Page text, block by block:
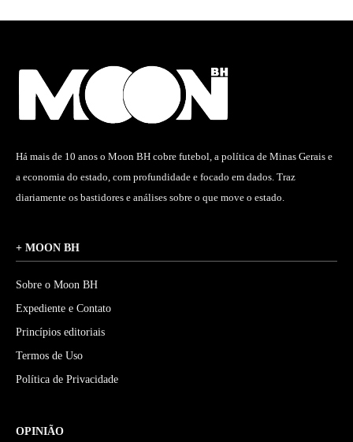
Há mais de 10 anos o Moon BH cobre futebol, a política de Minas Gerais e
a economia do estado, com profundidade e focado em dados. Traz
diariamente os bastidores e análises sobre o que move o estado.
+ MOON BH
Sobre o Moon BH
Expediente e Contato
Princípios editoriais
Termos de Uso
Política de Privacidade
OPINIÃO